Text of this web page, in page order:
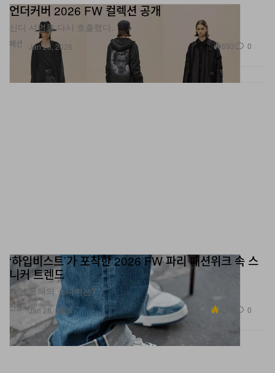
패션
언더커버 2026 FW 컬렉션 공개
신디 셔먼을 다시 호출했다.
Jan 28, 2026 693 0
신발
‘하입비스트’가 포착한 2026 FW 파리 패션위크 속 스
니커 트렌드
과연 올해의 스니커는?
Jan 28, 2026 0